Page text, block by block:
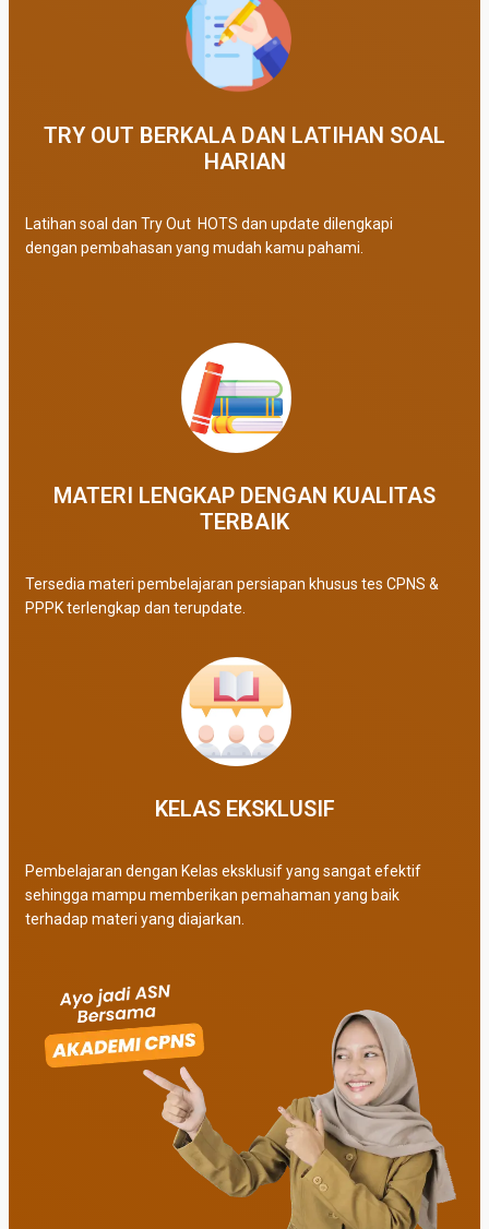
TRY OUT BERKALA DAN LATIHAN SOAL
HARIAN
Latihan soal dan Try Out HOTS dan update dilengkapi
dengan pembahasan yang mudah kamu pahami.
MATERI LENGKAP DENGAN KUALITAS
TERBAIK​
Tersedia materi pembelajaran persiapan khusus tes CPNS &
PPPK terlengkap dan terupdate.
KELAS EKSKLUSIF​
Pembelajaran dengan Kelas eksklusif yang sangat efektif
sehingga mampu memberikan pemahaman yang baik
terhadap materi yang diajarkan.